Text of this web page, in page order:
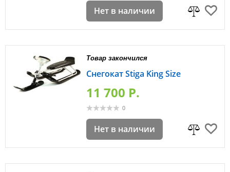
Нет в наличии
Товар закончился
Снегокат Stiga King Size
11 700 P.
0
Нет в наличии